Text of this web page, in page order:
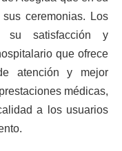
ceremonias. Los
su satisfacción y
que ofrece
atención y mejor
médicas,
a los usuarios